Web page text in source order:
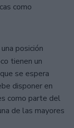
como
posición
tienen un
se espera
disponer en
como parte del
de las mayores